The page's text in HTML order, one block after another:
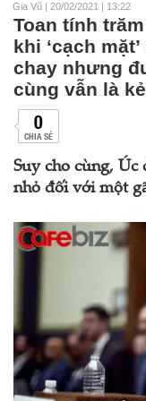
Gia Vũ | 20/02/2021 | 13:22
Toan tính
khi ‘cạch
chay nhưng
cùng vẫn là
0
CHIA SẺ
Suy cho cùng,
nhỏ đối với một